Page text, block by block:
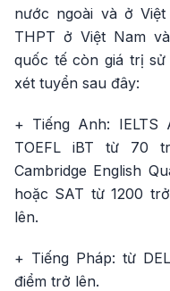
nước ngoài và ở
THPT ở Việt Nam
quốc tế còn giá trị
xét tuyển sau đây:
+ Tiếng Anh: IELTS
TOEFL iBT từ 70
Cambridge English
hoặc SAT từ 1200
lên.
+ Tiếng Pháp: từ
điểm trở lên.